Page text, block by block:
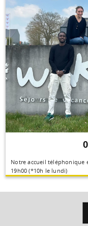
Notre accueil téléphonique
19h00 (*10h le lundi)